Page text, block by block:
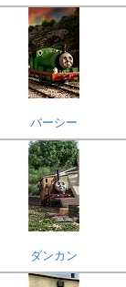
パーシー
ダンカン